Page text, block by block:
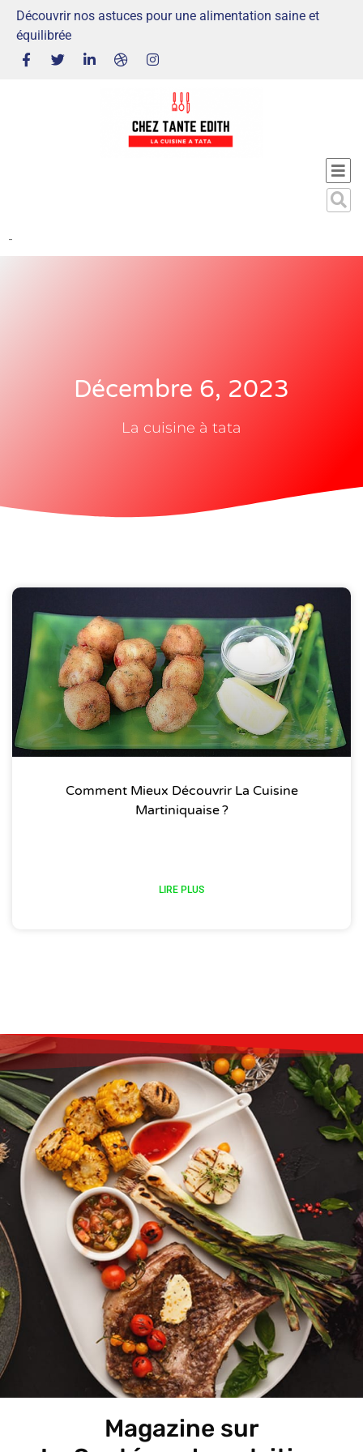
Découvrir nos astuces pour une alimentation saine et
équilibrée
-
Décembre 6, 2023
La cuisine à tata
Comment Mieux Découvrir La Cuisine
Martiniquaise ?
LIRE PLUS
Magazine sur